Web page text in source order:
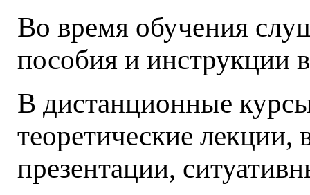
Во время обучения
пособия и инструкции
В дистанционные
теоретические лекции,
презентации,